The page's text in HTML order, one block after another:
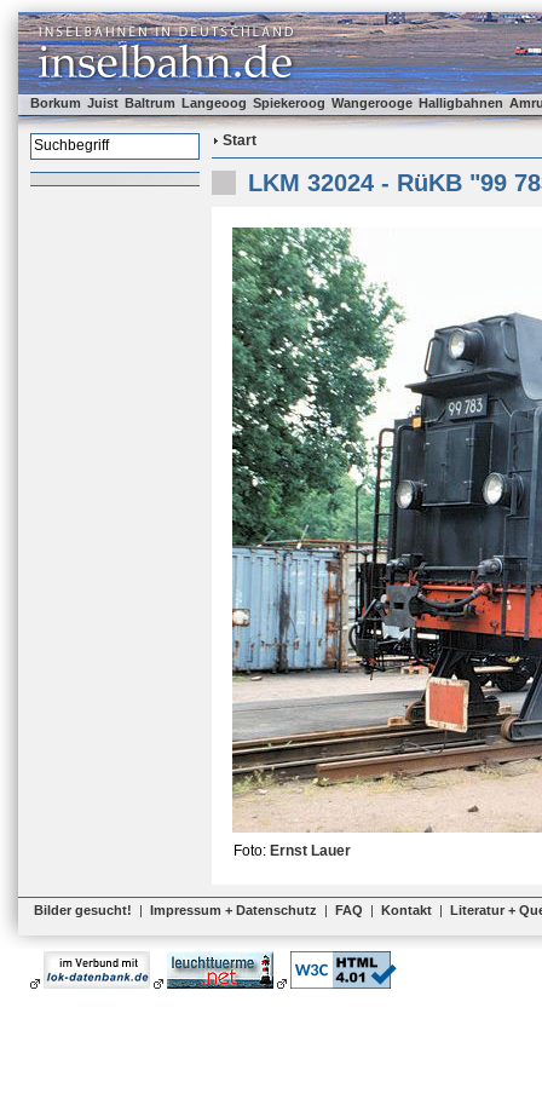
Borkum Juist Baltrum Langeoog Spiekeroog Wangerooge Halligbahnen
Start
LKM 32024 - RüKB "99
Foto: Ernst Lauer
Bilder gesucht! | Impressum + Datenschutz | FAQ | Kontakt | Literatur +